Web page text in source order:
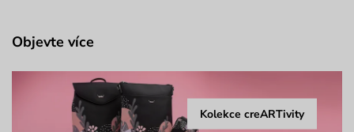
Objevte více
Kolekce creARTivity